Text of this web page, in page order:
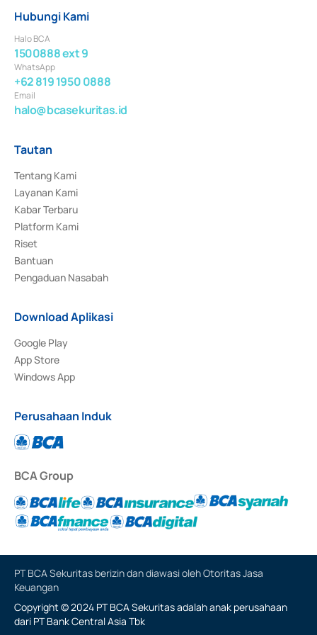
Hubungi Kami
Halo BCA
1500888 ext 9
WhatsApp
+62 819 1950 0888
Email
halo@bcasekuritas.id
Tautan
Tentang Kami
Layanan Kami
Kabar Terbaru
Platform Kami
Riset
Bantuan
Pengaduan Nasabah
Download Aplikasi
Google Play
App Store
Windows App
Perusahaan Induk
BCA Group
PT BCA Sekuritas berizin dan diawasi oleh Otoritas Jasa
Keuangan
Copyright © 2024 PT BCA Sekuritas adalah anak perusahaan
dari PT Bank Central Asia Tbk